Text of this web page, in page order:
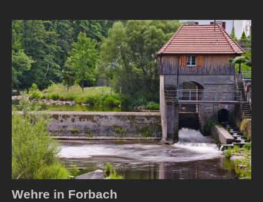
Wehre in Forbach